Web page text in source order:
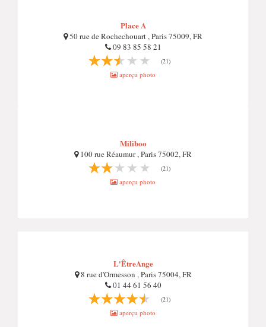
Place A
50 rue de Rochechouart , Paris 75009, FR
09 83 85 58 21
(21)
aperçu photo
Miliboo
100 rue Réaumur , Paris 75002, FR
(21)
aperçu photo
L'ÊtreAnge
8 rue d'Ormesson , Paris 75004, FR
01 44 61 56 40
(21)
aperçu photo